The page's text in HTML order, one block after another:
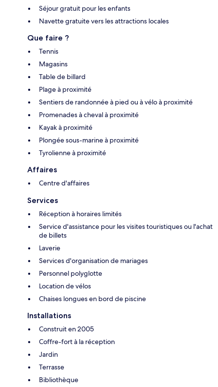
Séjour gratuit pour les enfants
Navette gratuite vers les attractions locales
Que faire ?
Tennis
Magasins
Table de billard
Plage à proximité
Sentiers de randonnée à pied ou à vélo à proximité
Promenades à cheval à proximité
Kayak à proximité
Plongée sous-marine à proximité
Tyrolienne à proximité
Affaires
Centre d'affaires
Services
Réception à horaires limités
Service d'assistance pour les visites touristiques ou l'achat
de billets
Laverie
Services d'organisation de mariages
Personnel polyglotte
Location de vélos
Chaises longues en bord de piscine
Installations
Construit en 2005
Coffre-fort à la réception
Jardin
Terrasse
Bibliothèque